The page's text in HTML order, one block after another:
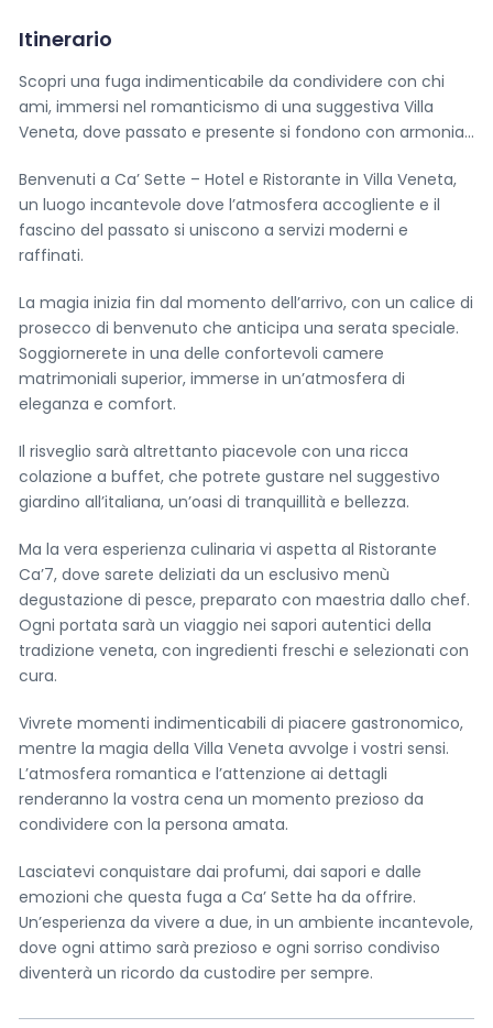
Itinerario
Scopri una fuga indimenticabile da condividere con chi
ami, immersi nel romanticismo di una suggestiva Villa
Veneta, dove passato e presente si fondono con armonia…
Benvenuti a Ca’ Sette – Hotel e Ristorante in Villa Veneta,
un luogo incantevole dove l’atmosfera accogliente e il
fascino del passato si uniscono a servizi moderni e
raffinati.
La magia inizia fin dal momento dell’arrivo, con un calice di
prosecco di benvenuto che anticipa una serata speciale.
Soggiornerete in una delle confortevoli camere
matrimoniali superior, immerse in un’atmosfera di
eleganza e comfort.
Il risveglio sarà altrettanto piacevole con una ricca
colazione a buffet, che potrete gustare nel suggestivo
giardino all’italiana, un’oasi di tranquillità e bellezza.
Ma la vera esperienza culinaria vi aspetta al Ristorante
Ca’7, dove sarete deliziati da un esclusivo menù
degustazione di pesce, preparato con maestria dallo chef.
Ogni portata sarà un viaggio nei sapori autentici della
tradizione veneta, con ingredienti freschi e selezionati con
cura.
Vivrete momenti indimenticabili di piacere gastronomico,
mentre la magia della Villa Veneta avvolge i vostri sensi.
L’atmosfera romantica e l’attenzione ai dettagli
renderanno la vostra cena un momento prezioso da
condividere con la persona amata.
Lasciatevi conquistare dai profumi, dai sapori e dalle
emozioni che questa fuga a Ca’ Sette ha da offrire.
Un’esperienza da vivere a due, in un ambiente incantevole,
dove ogni attimo sarà prezioso e ogni sorriso condiviso
diventerà un ricordo da custodire per sempre.
< Esci dal form
Richiedi un tour privato
< Esci dal Form
Resta aggiornato con noi